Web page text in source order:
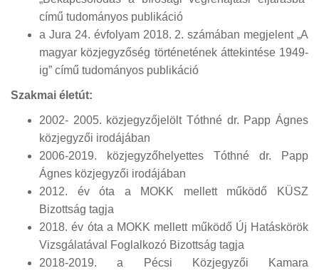
című tudományos publikáció
a Jura 24. évfolyam 2018. 2. számában megjelent „A
magyar közjegyzőség történetének áttekintése 1949-
ig” című tudományos publikáció
Szakmai életút:
2002- 2005. közjegyzőjelölt Tóthné dr. Papp Ágnes
közjegyzői irodájában
2006-2019. közjegyzőhelyettes Tóthné dr. Papp
Ágnes közjegyzői irodájában
2012. év óta a MOKK mellett működő KÜSZ
Bizottság tagja
2018. év óta a MOKK mellett működő Új Hatáskörök
Vizsgálatával Foglalkozó Bizottság tagja
2018-2019. a Pécsi Közjegyzői Kamara